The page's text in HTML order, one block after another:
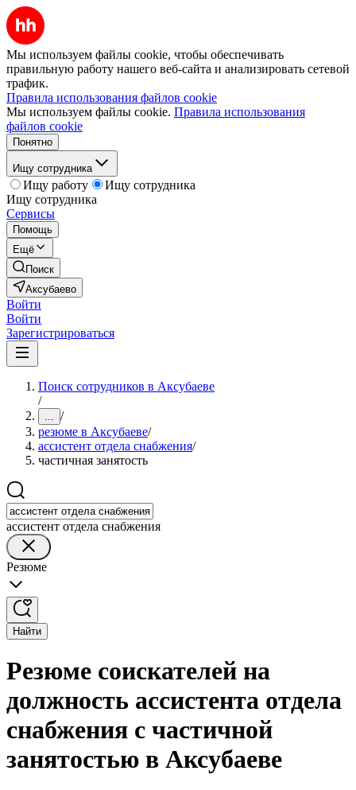
Мы используем файлы cookie, чтобы обеспечивать
правильную работу нашего веб-сайта и анализировать сетевой
трафик.
Правила использования файлов cookie
Мы используем файлы cookie. Правила использования
файлов cookie
Понятно
Ищу сотрудника
Ищу работу
Ищу сотрудника
Ищу сотрудника
Сервисы
Помощь
Ещё
Поиск
Аксубаево
Войти
Войти
Зарегистрироваться
Поиск сотрудников в Аксубаеве
/
... /
резюме в Аксубаеве/
ассистент отдела снабжения/
частичная занятость
ассистент отдела снабжения
Резюме
Найти
Резюме соискателей на
должность ассистента отдела
снабжения с частичной
занятостью в Аксубаеве